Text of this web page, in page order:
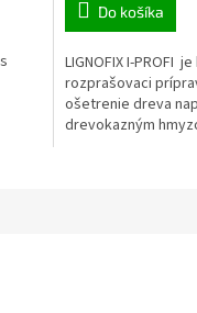
Do košíka
LIGNOFIX I-PROFI
rozprašovaci
ošetrenie dreva
drevokazným